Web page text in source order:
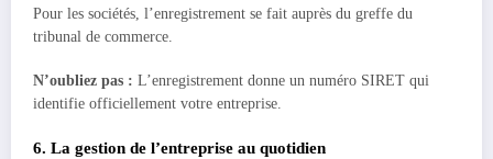
Pour les sociétés, l’enregistrement se fait auprès du greffe du
tribunal de commerce.
N’oubliez pas : L’enregistrement donne un numéro SIRET qui
identifie officiellement votre entreprise.
6. La gestion de l’entreprise au quotidien